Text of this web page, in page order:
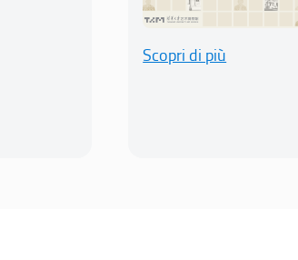
Scopri di più